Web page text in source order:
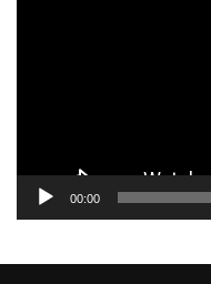
00:00